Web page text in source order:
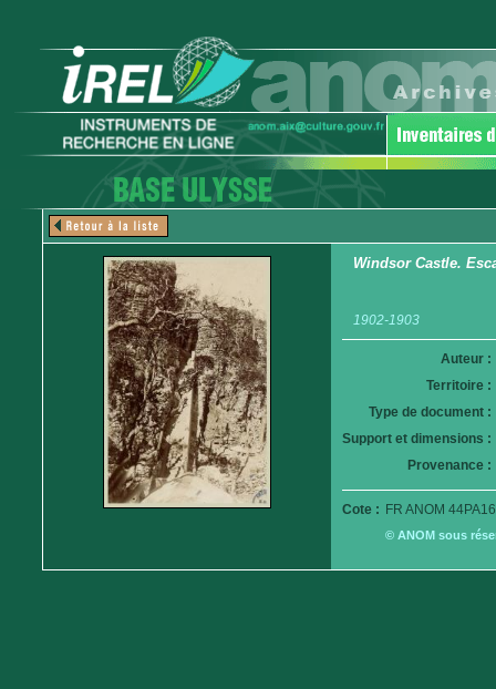
Windsor Castle.
1902-1903
Auteur :
Territoire :
Type de document :
Support et dimensions :
Provenance :
Cote : FR ANOM
© ANOM sous